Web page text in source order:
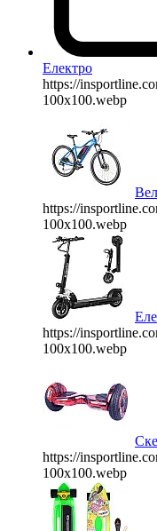
Електро
https://
100x100.webp
https://
100x100.webp
https://
100x100.webp
https://
100x100.webp